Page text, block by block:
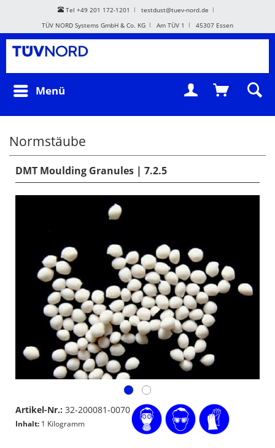
Tel +49 201 172-1201
testdust@tuev-nord.de
TÜV NORD Systems GmbH & Co. KG
Am TÜV 1 45307 Essen
Menü
Normstäube
DMT Moulding Granules | 7.2.5
Artikel-Nr.: 32-200081-0070
Inhalt: 1 Kilogramm